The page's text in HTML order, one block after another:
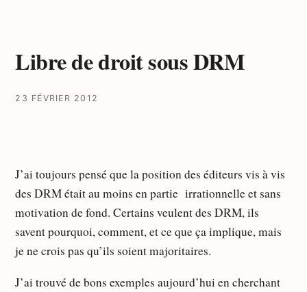
Libre de droit sous DRM
23 FÉVRIER 2012
J’ai toujours pensé que la position des éditeurs vis à vis
des DRM était au moins en partie irrationnelle et sans
motivation de fond. Certains veulent des DRM, ils
savent pourquoi, comment, et ce que ça implique, mais
je ne crois pas qu’ils soient majoritaires.
J’ai trouvé de bons exemples aujourd’hui en cherchant